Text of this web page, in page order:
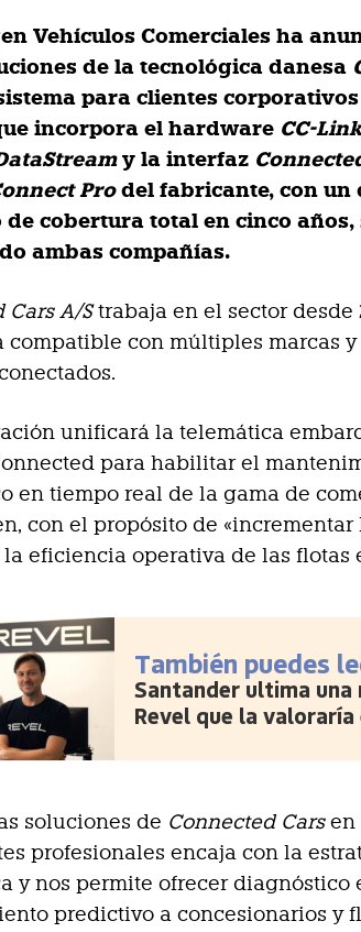
Vehículos Comerciales ha
de la tecnológica danesa
para clientes
incorpora el hardware CC-
y la interfaz
Prodel fabricante, con un
cobertura total en cinco años,
ambas compañías.
Cars A/Strabaja en el sector desde
compatible con múltiples marcas y
unificará la telemática
para habilitar el
en tiempo real de la gama de
con el propósito de
eficiencia operativa de las flotas
También puedes
Santander ultima una
Revel que la
soluciones de Connected Carsen
profesionales encaja con la
y nos permite ofrecer diagnóstico
predictivo a concesionarios y